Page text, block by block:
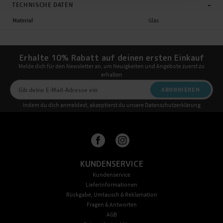
TECHNISCHE DATEN -
Material Glas
Erhalte 10% Rabatt auf deinen ersten Einkauf
Melde dich für den Newsletter an, um Neuigkeiten und Angebote zuerst zu
erhalten
ABONNIEREN
Indem du dich anmeldest, akzeptierst du unsere Datenschutzerklärung
KUNDENSERVICE
Kundenservice
Lieferinformationen
Rückgabe, Umtausch & Reklamation
Fragen & Antworten
AGB